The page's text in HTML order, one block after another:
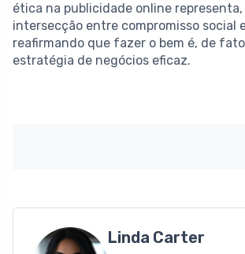
ética na publicidade online representa,
intersecção entre compromisso social
reafirmando que fazer o bem é, de
estratégia de negócios eficaz.
Linda Carter